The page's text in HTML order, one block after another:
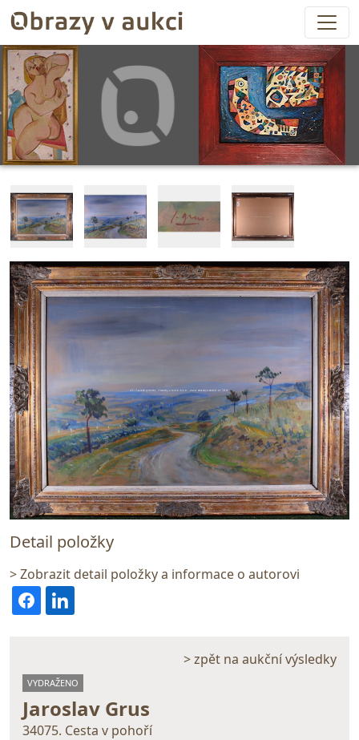
Detail položky
> Zobrazit detail položky a informace o autorovi
> zpět na aukční výsledky
VYDRAŽENO
Jaroslav Grus
34075. Cesta v pohoří